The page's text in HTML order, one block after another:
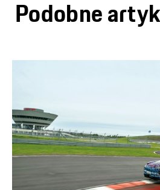
Podobne